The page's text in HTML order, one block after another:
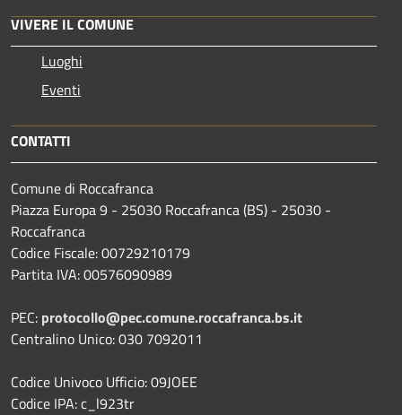
VIVERE IL COMUNE
Luoghi
Eventi
CONTATTI
Comune di Roccafranca
Piazza Europa 9 - 25030 Roccafranca (BS) - 25030 -
Roccafranca
Codice Fiscale: 00729210179
Partita IVA: 00576090989
PEC: protocollo@pec.comune.roccafranca.bs.it
Centralino Unico: 030 7092011
Codice Univoco Ufficio: 09JOEE
Codice IPA: c_l923tr